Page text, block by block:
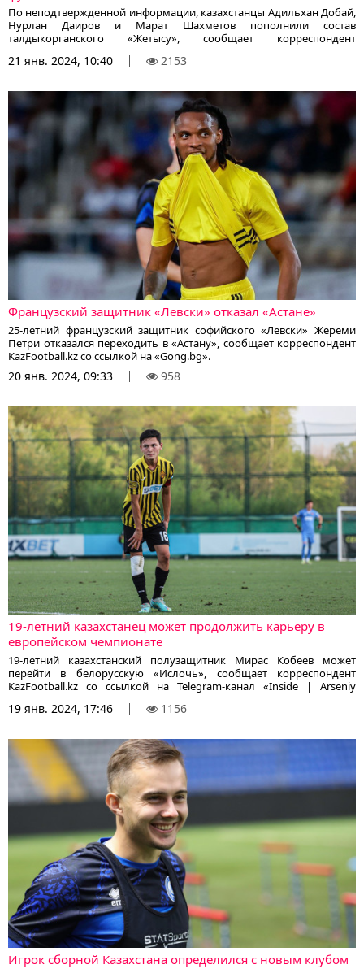
По неподтвержденной информации, казахстанцы Адильхан Добай,
Нурлан Даиров и Марат Шахметов пополнили состав
талдыкорганского «Жетысу», сообщает корреспондент
21 янв. 2024, 10:40 2153
Французский защитник «Левски» отказал «Астане»
25-летний французский защитник софийского «Левски» Жереми
Петри отказался переходить в «Астану», сообщает корреспондент
KazFootball.kz со ссылкой на «Gong.bg».
20 янв. 2024, 09:33 958
19-летний казахстанец может продолжить карьеру в
европейском чемпионате
19-летний казахстанский полузащитник Мирас Кобеев может
перейти в белорусскую «Ислочь», сообщает корреспондент
KazFootball.kz со ссылкой на Telegram-канал «Inside | Arseniy
19 янв. 2024, 17:46 1156
Игрок сборной Казахстана определился с новым клубом